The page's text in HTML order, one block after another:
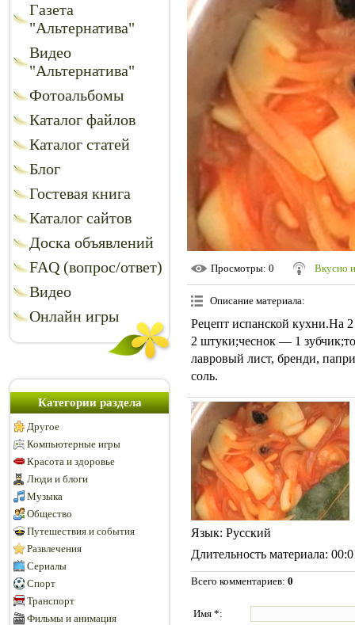
Газета
"Альтернатива"
Видео
"Альтернатива"
Фотоальбомы
Каталог файлов
Каталог статей
Блог
Гостевая книга
Каталог сайтов
Доска объявлений
FAQ (вопрос/ответ)
Видео
Онлайн игры
Категории раздела
Другое
Компьютерные игры
Красота и здоровье
Люди и блоги
Музыка
Общество
Путешествия и события
Развлечения
Сериалы
Спорт
Транспорт
Фильмы и анимация
Просмотры: 0 Вкусно
Описание материала:
Рецепт испанской кухни.На
2 штуки;чеснок — 1
лавровый лист, бренди,
соль.
Язык: Русский
Длительность материала:
Всего комментариев: 0
Имя *: